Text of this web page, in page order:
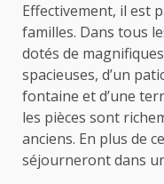
Effectivement, il est
familles. Dans tous
dotés de
spacieuses, d’un
fontaine et d’une
les pièces sont
anciens. En plus de
séjourneront dans